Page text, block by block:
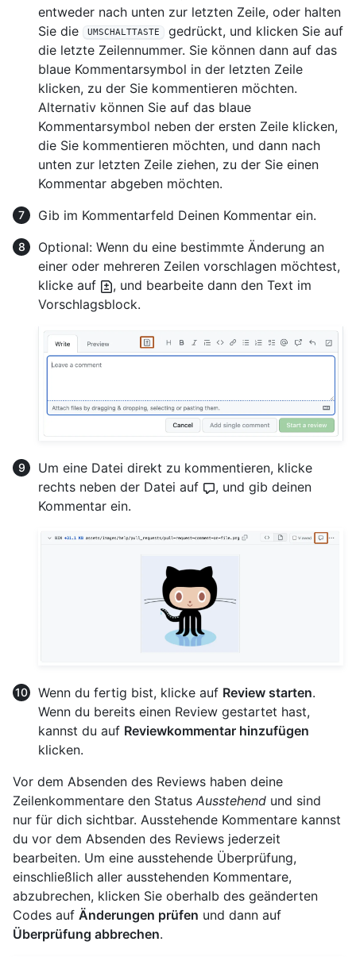
entweder nach unten zur letzten Zeile, oder halten
Sie die
UMSCHALTTASTE
gedrückt, und klicken Sie auf
die letzte Zeilennummer. Sie können dann auf das
blaue Kommentarsymbol in der letzten Zeile
klicken, zu der Sie kommentieren möchten.
Alternativ können Sie auf das blaue
Kommentarsymbol neben der ersten Zeile klicken,
die Sie kommentieren möchten, und dann nach
unten zur letzten Zeile ziehen, zu der Sie einen
Kommentar abgeben möchten.
Gib im Kommentarfeld Deinen Kommentar ein.
Optional: Wenn du eine bestimmte Änderung an
einer oder mehreren Zeilen vorschlagen möchtest,
klicke auf
, und bearbeite dann den Text im
Vorschlagsblock.
Um eine Datei direkt zu kommentieren, klicke
rechts neben der Datei auf
, und gib deinen
Kommentar ein.
Wenn du fertig bist, klicke auf Review starten.
Wenn du bereits einen Review gestartet hast,
kannst du auf Reviewkommentar hinzufügen
klicken.
Vor dem Absenden des Reviews haben deine
Zeilenkommentare den Status Ausstehend und sind
nur für dich sichtbar. Ausstehende Kommentare kannst
du vor dem Absenden des Reviews jederzeit
bearbeiten. Um eine ausstehende Überprüfung,
einschließlich aller ausstehenden Kommentare,
abzubrechen, klicken Sie oberhalb des geänderten
Codes auf Änderungen prüfen und dann auf
Überprüfung abbrechen.